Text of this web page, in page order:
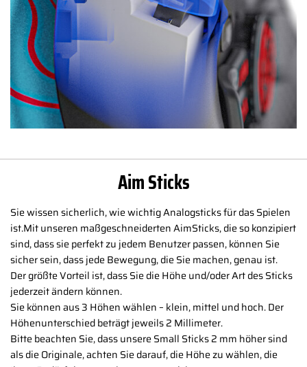
Aim Sticks
Sie wissen sicherlich, wie wichtig Analogsticks für das Spielen
ist.Mit unseren maßgeschneiderten AimSticks, die so konzipiert
sind, dass sie perfekt zu jedem Benutzer passen, können Sie
sicher sein, dass jede Bewegung, die Sie machen, genau ist.
Der größte Vorteil ist, dass Sie die Höhe und/oder Art des Sticks
jederzeit ändern können.
Sie können aus 3 Höhen wählen – klein, mittel und hoch. Der
Höhenunterschied beträgt jeweils 2 Millimeter.
Bitte beachten Sie, dass unsere Small Sticks 2 mm höher sind
als die Originale, achten Sie darauf, die Höhe zu wählen, die